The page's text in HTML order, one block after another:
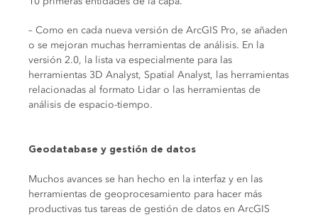
– Como en cada nueva versión de ArcGIS Pro, se añaden
o se mejoran muchas herramientas de análisis. En la
versión 2.0, la lista va especialmente para las
herramientas 3D Analyst, Spatial Analyst, las herramientas
relacionadas al formato Lidar o las herramientas de
análisis de espacio-tiempo.
Geodatabase y gestión de datos
Muchos avances se han hecho en la interfaz y en las
herramientas de geoprocesamiento para hacer más
productivas tus tareas de gestión de datos en ArcGIS